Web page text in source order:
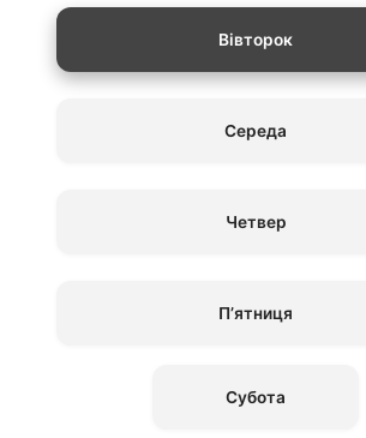
Вівторок
Середа
Четвер
П’ятниця
Субота